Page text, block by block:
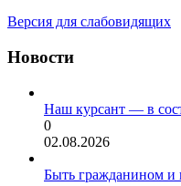
Версия для слабовидящих
Новости
Наш курсант — в
0
02.08.2026
Быть гражданином и